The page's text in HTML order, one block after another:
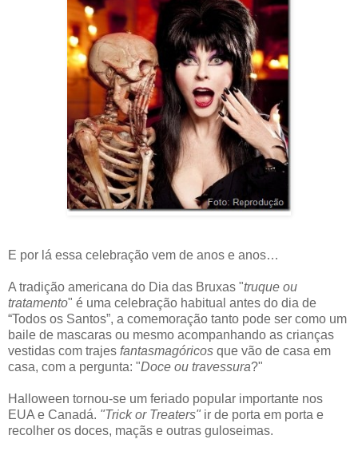
E por lá essa celebração vem de anos e anos…
A tradição americana do Dia das Bruxas "truque ou
tratamento" é uma celebração habitual antes do dia de
“Todos os Santos”, a comemoração tanto pode ser como um
baile de mascaras ou mesmo acompanhando as crianças
vestidas com trajes fantasmagóricos que vão de casa em
casa, com a pergunta: "Doce ou travessura?"
Halloween tornou-se um feriado popular importante nos
EUA e Canadá. "Trick or Treaters" ir de porta em porta e
recolher os doces, maçãs e outras guloseimas.